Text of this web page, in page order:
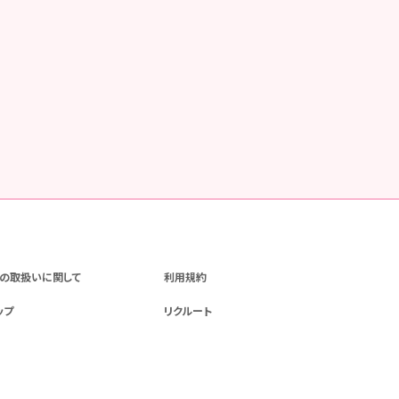
取扱いに関して 利用規約
プ リクルート